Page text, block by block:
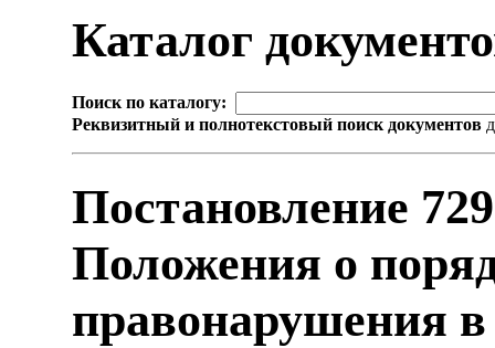
Каталог
Поиск по каталогу:
Реквизитный и полнотекстовый поиск документов
Постановление
Положения о
правонарушения в